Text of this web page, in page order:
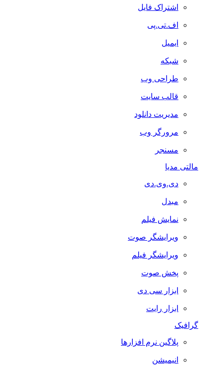
اشتراک فایل
اف.تی.پی
ایمیل
شبکه
طراحی وب
قالب سایت
مدیریت دانلود
مرورگر وب
مسنجر
مالتی مدیا
دی.وی.دی
مبدل
نمایش فیلم
ویرایشگر صوت
ویرایشگر فیلم
پخش صوت
ابزار سی دی
ابزار رایت
گرافیک
پلاگین نرم افزارها
انیمیشن